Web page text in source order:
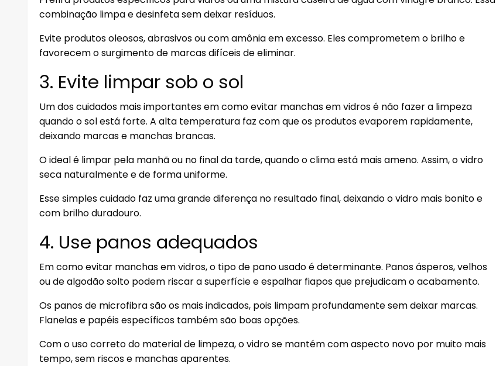
combinação limpa e desinfeta sem deixar resíduos.
Evite produtos oleosos, abrasivos ou com amônia em excesso. Eles comprometem o brilho e
favorecem o surgimento de marcas difíceis de eliminar.
3. Evite limpar sob o sol
Um dos cuidados mais importantes em como evitar manchas em vidros é não fazer a limpeza
quando o sol está forte. A alta temperatura faz com que os produtos evaporem rapidamente,
deixando marcas e manchas brancas.
O ideal é limpar pela manhã ou no final da tarde, quando o clima está mais ameno. Assim, o vidro
seca naturalmente e de forma uniforme.
Esse simples cuidado faz uma grande diferença no resultado final, deixando o vidro mais bonito e
com brilho duradouro.
4. Use panos adequados
Em como evitar manchas em vidros, o tipo de pano usado é determinante. Panos ásperos, velhos
ou de algodão solto podem riscar a superfície e espalhar fiapos que prejudicam o acabamento.
Os panos de microfibra são os mais indicados, pois limpam profundamente sem deixar marcas.
Flanelas e papéis específicos também são boas opções.
Com o uso correto do material de limpeza, o vidro se mantém com aspecto novo por muito mais
tempo, sem riscos e manchas aparentes.